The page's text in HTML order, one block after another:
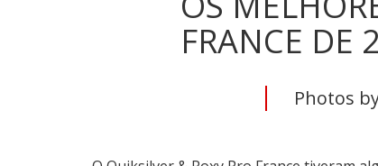
FRANCE DE
Photos